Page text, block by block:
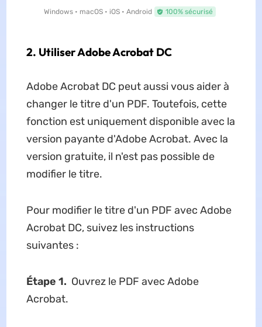
Windows • macOS • iOS • Android 100% sécurisé
2. Utiliser Adobe Acrobat DC
Adobe Acrobat DC peut aussi vous aider à
changer le titre d'un PDF. Toutefois, cette
fonction est uniquement disponible avec la
version payante d'Adobe Acrobat. Avec la
version gratuite, il n'est pas possible de
modifier le titre.
Pour modifier le titre d'un PDF avec Adobe
Acrobat DC, suivez les instructions
suivantes :
Étape 1. Ouvrez le PDF avec Adobe
Acrobat.